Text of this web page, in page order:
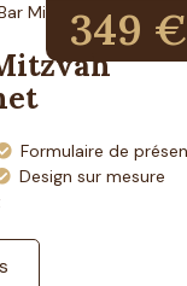
349 €
Formulaire de
Design sur mesure